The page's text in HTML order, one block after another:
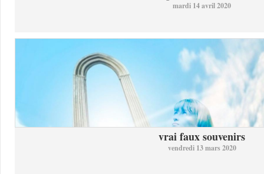
mardi 14 avril 2020
vrai faux souvenirs
vendredi 13 mars 2020